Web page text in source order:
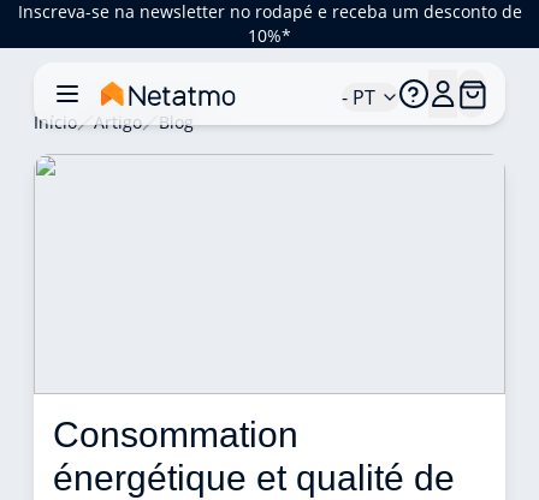
Inscreva-se na newsletter no rodapé e receba um desconto de
10%*
- PT
Início Artigo Blog
Consommation
énergétique et qualité de